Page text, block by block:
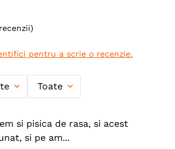
pentru a scrie o recenzie.
Toate
si pisica de rasa, si acest
si pe am...